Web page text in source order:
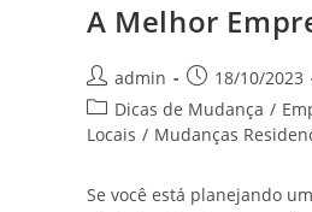
A Melhor
admin
18/10/2023
Dicas de Mudança /
Locais / Mudanças
Se você está planejando